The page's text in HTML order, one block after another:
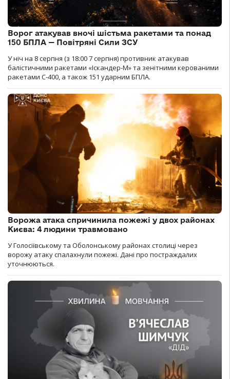
Ворог атакував вночі шістьма ракетами та понад
150 БПЛА — Повітряні Сили ЗСУ
У ніч на 8 серпня (з 18:00 7 серпня) противник атакував
балістичними ракетами «Іскандер-М» та зенітними керованими
ракетами С-400, а також 151 ударним БПЛА.
Ворожа атака спричинила пожежі у двох районах
Києва: 4 людини травмовано
У Голосіївському та Оболонському районах столиці через
ворожу атаку спалахнули пожежі. Дані про постраждалих
уточнюються.